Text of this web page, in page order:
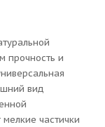
прочность и
вид
частички